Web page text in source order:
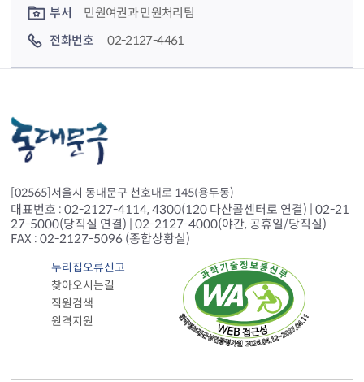
부서
민원여권과 민원처리팀
전화번호
02-2127-4461
[02565]서울시 동대문구 천호대로 145(용두동)
대표번호 : 02-2127-4114, 4300(120 다산콜센터로 연결) | 02-21
27-5000(당직실 연결) | 02-2127-4000(야간, 공휴일/당직실)
FAX : 02-2127-5096 (종합상황실)
누리집오류신고
찾아오시는길
직원검색
원격지원